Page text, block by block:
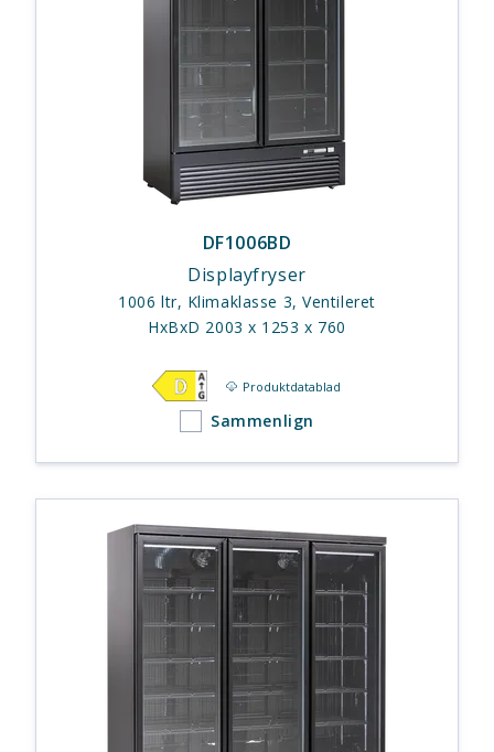
DF1006BD
Displayfryser
1006 ltr, Klimaklasse 3, Ventileret
HxBxD 2003 x 1253 x 760
Produktdatablad
Sammenlign